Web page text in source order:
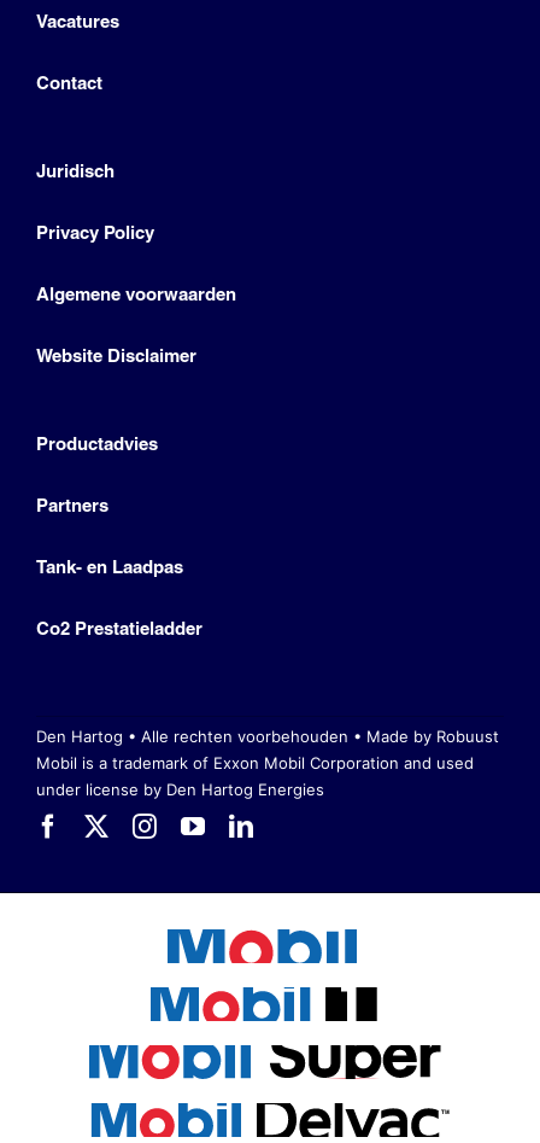
Vacatures
Contact
Juridisch
Privacy Policy
Algemene voorwaarden
Website Disclaimer
Productadvies
Partners
Tank- en Laadpas
Co2 Prestatieladder
Den Hartog • Alle rechten voorbehouden • Made by Robuust
Mobil is a trademark of Exxon Mobil Corporation and used
under license by Den Hartog Energies